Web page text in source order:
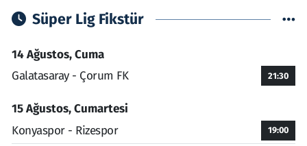
Süper Lig Fikstür
14 Ağustos, Cuma
Galatasaray - Çorum FK
21:30
15 Ağustos, Cumartesi
Konyaspor - Rizespor
19:00